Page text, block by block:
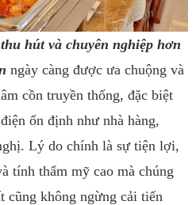
hút và chuyên nghiệp hơn
ngày càng được ưa chuộng và
cồn truyền thống, đặc biệt
ổn định như nhà hàng,
Lý do chính là sự tiện lợi,
tính thẩm mỹ cao mà chúng
cũng không ngừng cải tiến